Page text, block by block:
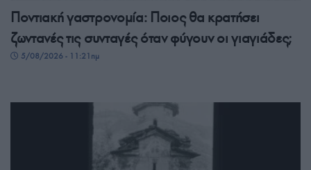
Ποντιακή γαστρονομία: Ποιος θα κρατήσει
ζωντανές τις συνταγές όταν φύγουν οι γιαγιάδες;
5/08/2026 - 11:21πμ